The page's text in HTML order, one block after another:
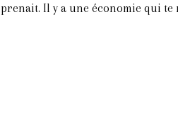
Il y a une économie qui